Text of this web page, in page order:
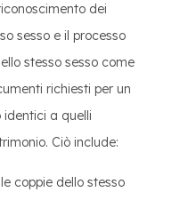
dei
sesso e il processo
stesso sesso come
richiesti per un
a quelli
Ciò include:
le coppie dello stesso